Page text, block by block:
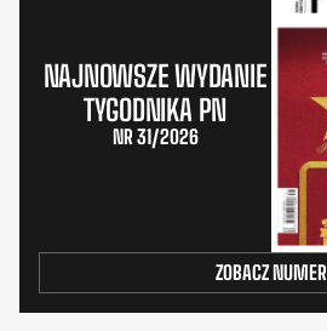
NAJNOWSZE WYDANIE
TYGODNIKA PN
NR 31/2026
ZOBACZ NUMER